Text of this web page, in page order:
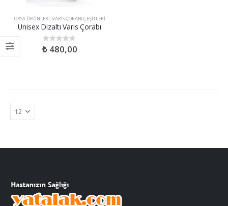
ORSA ÜRÜNLERI,VARIS ÇORABI ÇEŞITLERI
Unisex Dizaltı Varis Çorabı
0 out of 5
₺480,00